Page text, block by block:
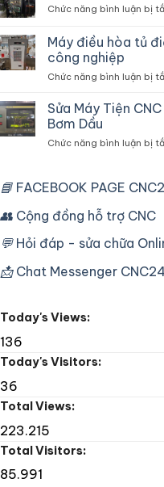
Chức năng bình luận bị
Máy điều hòa tủ
công nghiệp
Chức năng bình luận bị
Sửa Máy Tiện
Bơm Dầu
Chức năng bình luận bị
📘 FACEBOOK PAGE
👥 Cộng đồng hỗ trợ CNC
💬Hỏi đáp - sửa chữa
📩Chat Messenger
Today's Views:
136
Today's Visitors:
36
Total Views:
223.215
Total Visitors:
85.991